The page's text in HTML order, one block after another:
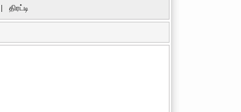
| திரட்டி